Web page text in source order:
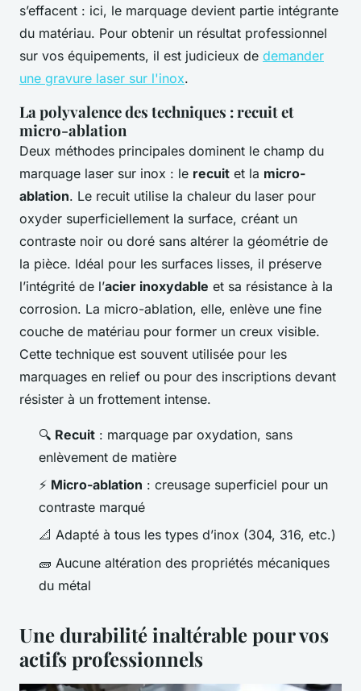
s’effacent : ici, le marquage devient partie intégrante
du matériau. Pour obtenir un résultat professionnel
sur vos équipements, il est judicieux de demander
une gravure laser sur l'inox.
La polyvalence des techniques : recuit et
micro-ablation
Deux méthodes principales dominent le champ du
marquage laser sur inox : le recuit et la micro-
ablation. Le recuit utilise la chaleur du laser pour
oxyder superficiellement la surface, créant un
contraste noir ou doré sans altérer la géométrie de
la pièce. Idéal pour les surfaces lisses, il préserve
l’intégrité de l’acier inoxydable et sa résistance à la
corrosion. La micro-ablation, elle, enlève une fine
couche de matériau pour former un creux visible.
Cette technique est souvent utilisée pour les
marquages en relief ou pour des inscriptions devant
résister à un frottement intense.
🔍 Recuit : marquage par oxydation, sans
enlèvement de matière
⚡ Micro-ablation : creusage superficiel pour un
contraste marqué
📐 Adapté à tous les types d’inox (304, 316, etc.)
🧱 Aucune altération des propriétés mécaniques
du métal
Une durabilité inaltérable pour vos
actifs professionnels